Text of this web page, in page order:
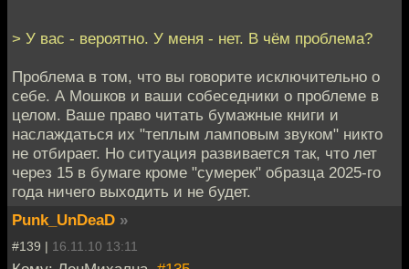
> У вас - вероятно. У меня - нет. В чём проблема?
Проблема в том, что вы говорите исключительно о
себе. А Мошков и ваши собеседники о проблеме в
целом. Ваше право читать бумажные книги и
наслаждаться их "теплым ламповым звуком" никто
не отбирает. Но ситуация развивается так, что лет
через 15 в бумаге кроме "сумерек" образца 2025-го
года ничего выходить и не будет.
Punk_UnDeaD »
#139 | 16.11.10 13:11